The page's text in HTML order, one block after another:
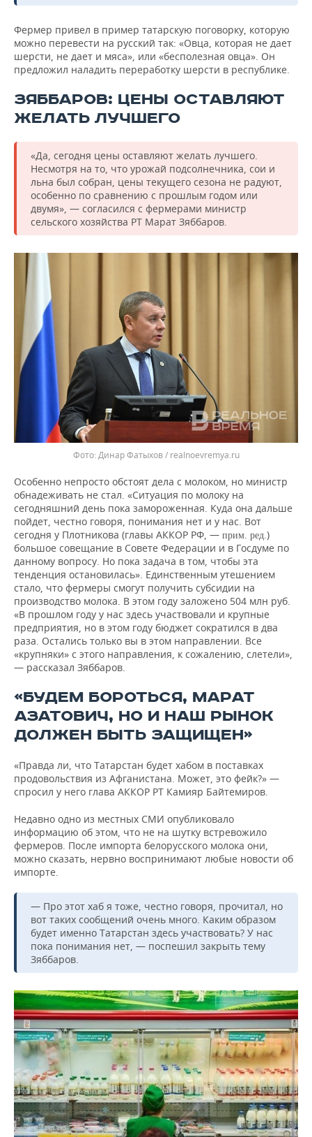
Фермер привел в пример татарскую поговорку, которую
можно перевести на русский так: «Овца, которая не дает
шерсти, не дает и мяса», или «бесполезная овца». Он
предложил наладить переработку шерсти в республике.
ЗЯББАРОВ: ЦЕНЫ ОСТАВЛЯЮТ
ЖЕЛАТЬ ЛУЧШЕГО
«Да, сегодня цены оставляют желать лучшего.
Несмотря на то, что урожай подсолнечника, сои и
льна был собран, цены текущего сезона не радуют,
особенно по сравнению с прошлым годом или
двумя», — согласился с фермерами министр
сельского хозяйства РТ Марат Зяббаров.
Динар Фатыхов / realnoevremya.ru
Особенно непросто обстоят дела с молоком, но министр
обнадеживать не стал. «Ситуация по молоку на
сегодняшний день пока замороженная. Куда она дальше
пойдет, честно говоря, понимания нет и у нас. Вот
сегодня у Плотникова (главы АККОР РФ, — прим. ред.)
большое совещание в Совете Федерации и в Госдуме по
данному вопросу. Но пока задача в том, чтобы эта
тенденция остановилась». Единственным утешением
стало, что фермеры смогут получить субсидии на
производство молока. В этом году заложено 504 млн руб.
«В прошлом году у нас здесь участвовали и крупные
предприятия, но в этом году бюджет сократился в два
раза. Остались только вы в этом направлении. Все
«крупняки» с этого направления, к сожалению, слетели»,
— рассказал Зяббаров.
«БУДЕМ БОРОТЬСЯ, МАРАТ
АЗАТОВИЧ, НО И НАШ РЫНОК
ДОЛЖЕН БЫТЬ ЗАЩИЩЕН»
«Правда ли, что Татарстан будет хабом в поставках
продовольствия из Афганистана. Может, это фейк?» —
спросил у него глава АККОР РТ Камияр Байтемиров.
Недавно одно из местных СМИ опубликовало
информацию об этом, что не на шутку встревожило
фермеров. После импорта белорусского молока они,
можно сказать, нервно воспринимают любые новости об
импорте.
— Про этот хаб я тоже, честно говоря, прочитал, но
вот таких сообщений очень много. Каким образом
будет именно Татарстан здесь участвовать? У нас
пока понимания нет, — поспешил закрыть тему
Зяббаров.